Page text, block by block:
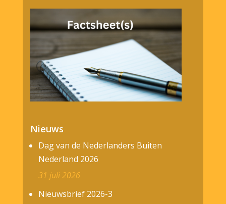
Nieuws
Dag van de Nederlanders Buiten
Nederland 2026
31 juli 2026
Nieuwsbrief 2026-3